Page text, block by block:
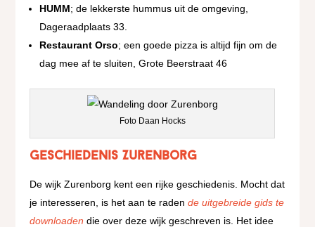
HUMM; de lekkerste hummus uit de omgeving,
Dageraadplaats 33.
Restaurant Orso; een goede pizza is altijd fijn om de
dag mee af te sluiten, Grote Beerstraat 46
Foto Daan Hocks
Geschiedenis Zurenborg
De wijk Zurenborg kent een rijke geschiedenis. Mocht dat
je interesseren, is het aan te radende uitgebreide gids te
downloaden die over deze wijk geschreven is. Het idee